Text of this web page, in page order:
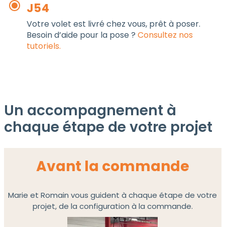
J54
Votre volet est livré chez vous, prêt à poser.
Besoin d’aide pour la pose ? Consultez nos
tutoriels.
Un accompagnement à
chaque étape de votre projet
Avant la commande
Marie et Romain vous guident à chaque étape de votre
projet, de la configuration à la commande.